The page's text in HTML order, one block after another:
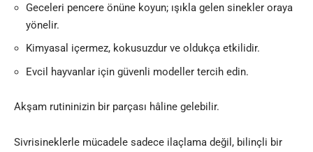
Geceleri pencere önüne koyun; ışıkla gelen sinekler oraya
yönelir.
Kimyasal içermez, kokusuzdur ve oldukça etkilidir.
Evcil hayvanlar için güvenli modeller tercih edin.
Akşam rutininizin bir parçası hâline gelebilir.
Sivrisineklerle mücadele sadece ilaçlama değil, bilinçli bir